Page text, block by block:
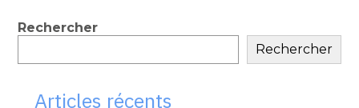
Blog
sidebar
Rechercher
Rechercher
Articles récents